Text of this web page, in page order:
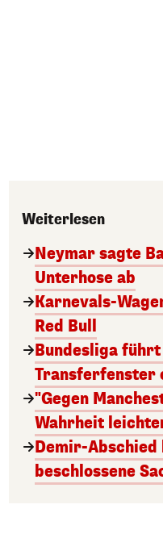
Weiterlesen
Neymar sagte
Unterhose ab
Karnevals-
Red Bull
Bundesliga
Transferfenster
"Gegen
Wahrheit
Demir-
beschlossene